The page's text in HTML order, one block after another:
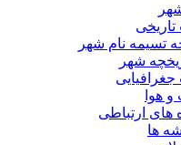
تاریخی
تسیمه نام شهر
شهر
جغرافیایی
و هوا
های ارتباطی
ها